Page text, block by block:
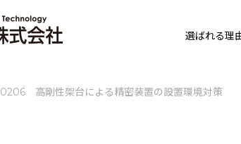
選ばれる理
0206 高剛性架台による精密装置の設置環境対策